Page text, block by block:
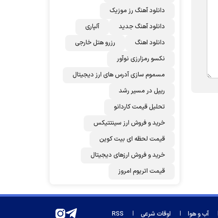
دانلود آهنگ رز‌ موزیک
دانلود آهنگ جدید
آلپاری
دانلود اهنگ
رزرو هتل خارجی
نکسو رمزارزی نوآور
مسموم سازی آدرس های ارز دیجیتال
ریپل در مسیر رشد
تحلیل قیمت کاردانو
خرید و فروش ارز سینتتیکس
قیمت لحظه ای بیت کوین
خرید و فروش ارزهای دیجیتال
قیمت اتریوم امروز
آب و هوا اوقات شرعی RSS